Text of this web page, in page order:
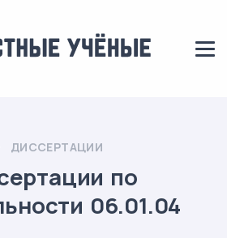
ДИССЕРТАЦИИ
по
06.01.04